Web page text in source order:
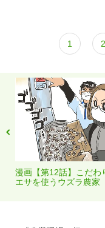
1 2
漫画【第12話】こだわ
エサを使うウズラ農家